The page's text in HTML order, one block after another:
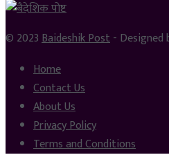
© 2023Baideshik Post- Designed
Home
Contact Us
About Us
Privacy Policy
Terms and Conditions